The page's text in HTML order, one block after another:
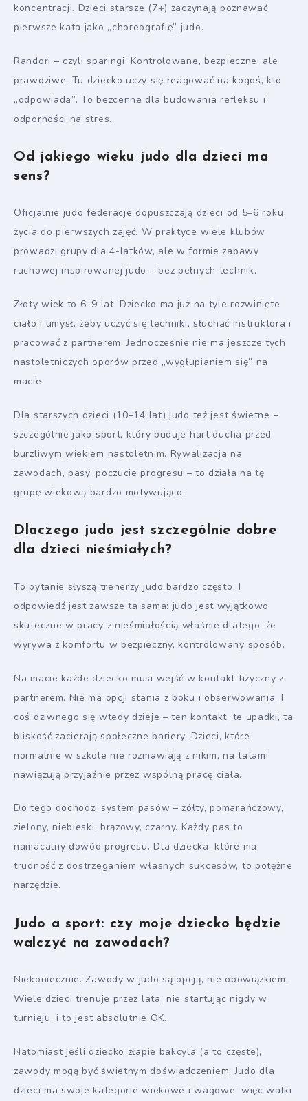
koncentracji. Dzieci starsze (7+) zaczynają poznawać
pierwsze kata jako „choreografię” judo.
Randori – czyli sparingi. Kontrolowane, bezpieczne, ale
prawdziwe. Tu dziecko uczy się reagować na kogoś, kto
„odpowiada”. To bezcenne dla budowania refleksu i
odporności na stres.
Od jakiego wieku judo dla dzieci ma
sens?
Oficjalnie judo federacje dopuszczają dzieci od 5–6 roku
życia do pierwszych zajęć. W praktyce wiele klubów
prowadzi grupy dla 4-latków, ale w formie zabawy
ruchowej inspirowanej judo – bez pełnych technik.
Złoty wiek to 6–9 lat. Dziecko ma już na tyle rozwinięte
ciało i umysł, żeby uczyć się techniki, słuchać instruktora i
pracować z partnerem. Jednocześnie nie ma jeszcze tych
nastoletniczych oporów przed „wygłupianiem się” na
macie.
Dla starszych dzieci (10–14 lat) judo też jest świetne –
szczególnie jako sport, który buduje hart ducha przed
burzliwym wiekiem nastoletnim. Rywalizacja na
zawodach, pasy, poczucie progresu – to działa na tę
grupę wiekową bardzo motywująco.
Dlaczego judo jest szczególnie dobre
dla dzieci nieśmiałych?
To pytanie słyszą trenerzy judo bardzo często. I
odpowiedź jest zawsze ta sama: judo jest wyjątkowo
skuteczne w pracy z nieśmiałością właśnie dlatego, że
wyrywa z komfortu w bezpieczny, kontrolowany sposób.
Na macie każde dziecko musi wejść w kontakt fizyczny z
partnerem. Nie ma opcji stania z boku i obserwowania. I
coś dziwnego się wtedy dzieje – ten kontakt, te upadki, ta
bliskość zacierają społeczne bariery. Dzieci, które
normalnie w szkole nie rozmawiają z nikim, na tatami
nawiązują przyjaźnie przez wspólną pracę ciała.
Do tego dochodzi system pasów – żółty, pomarańczowy,
zielony, niebieski, brązowy, czarny. Każdy pas to
namacalny dowód progresu. Dla dziecka, które ma
trudność z dostrzeganiem własnych sukcesów, to potężne
narzędzie.
Judo a sport: czy moje dziecko będzie
walczyć na zawodach?
Niekoniecznie. Zawody w judo są opcją, nie obowiązkiem.
Wiele dzieci trenuje przez lata, nie startując nigdy w
turnieju, i to jest absolutnie OK.
Natomiast jeśli dziecko złapie bakcyla (a to częste),
zawody mogą być świetnym doświadczeniem. Judo dla
dzieci ma swoje kategorie wiekowe i wagowe, więc walki